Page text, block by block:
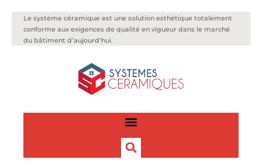
Le système céramique est une solution esthétique totalement
conforme aux exigences de qualité en vigueur dans le marché
du bâtiment d’aujourd’hui.